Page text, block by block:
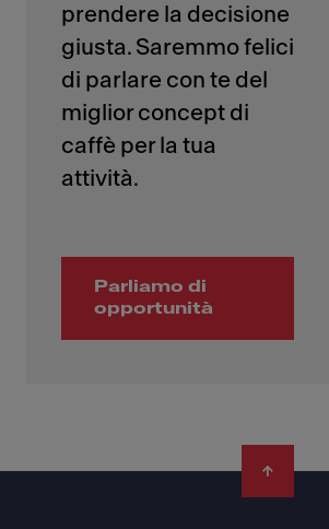
prendere la decisione
giusta. Saremmo felici
di parlare con te del
miglior concept di
caffè per la tua
Parliamo di
opportunità